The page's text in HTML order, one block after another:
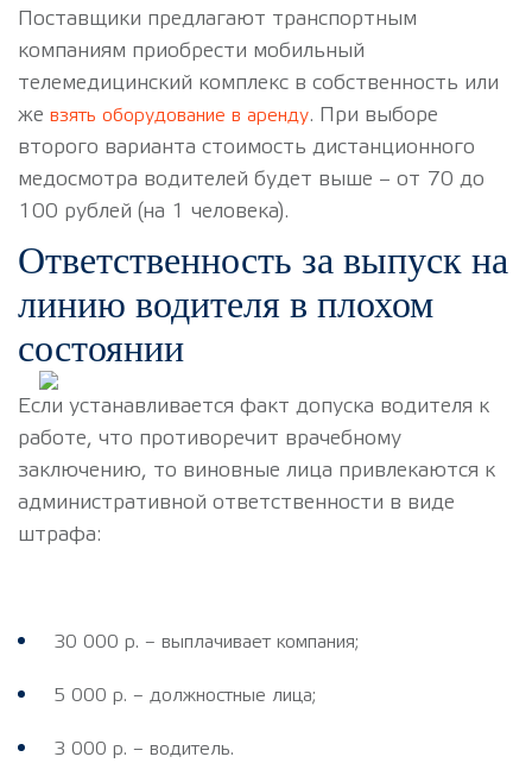
Поставщики предлагают транспортным
компаниям приобрести мобильный
телемедицинский комплекс в собственность или
же взять оборудование в аренду. При выборе
второго варианта стоимость дистанционного
медосмотра водителей будет выше – от 70 до
100 рублей (на 1 человека).
Ответственность за выпуск на
линию водителя в плохом
состоянии
Если устанавливается факт допуска водителя к
работе, что противоречит врачебному
заключению, то виновные лица привлекаются к
административной ответственности в виде
штрафа:
30 000 р. – выплачивает компания;
5 000 р. – должностные лица;
3 000 р. – водитель.